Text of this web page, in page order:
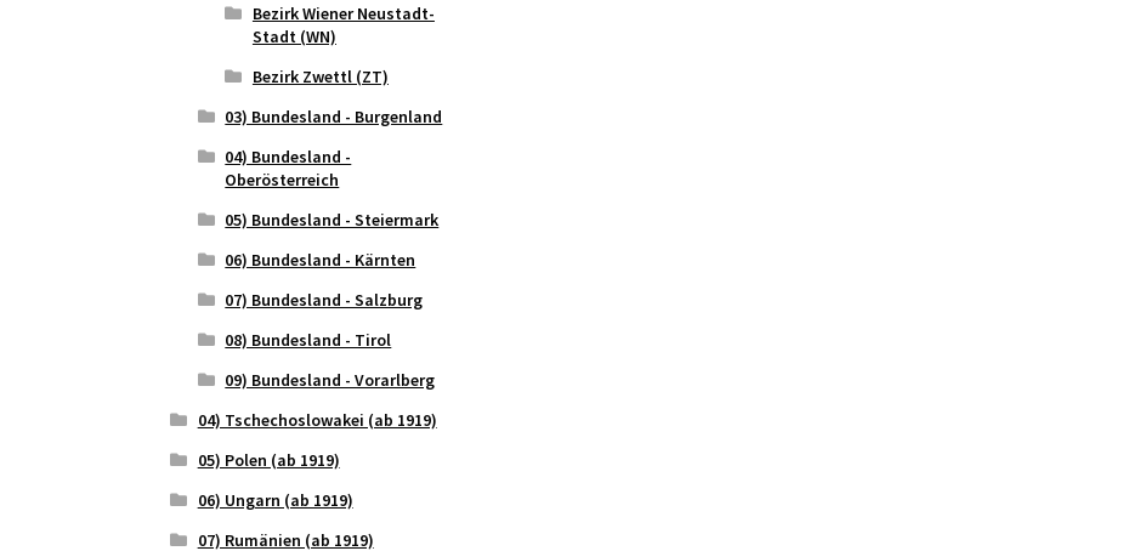
Bezirk Wiener Neustadt-
Stadt (WN)
Bezirk Zwettl (ZT)
03) Bundesland - Burgenland
04) Bundesland -
Oberösterreich
05) Bundesland - Steiermark
06) Bundesland - Kärnten
07) Bundesland - Salzburg
08) Bundesland - Tirol
09) Bundesland - Vorarlberg
04) Tschechoslowakei (ab 1919)
05) Polen (ab 1919)
06) Ungarn (ab 1919)
07) Rumänien (ab 1919)